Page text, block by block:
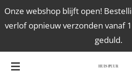
Ga
direct
de
Onze webshop blijft open!
verlof opnieuw verzonden vanaf
geduld.